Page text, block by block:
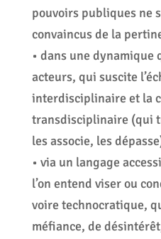
pouvoirs publiques ne
convaincus de la
• dans une dynamique
acteurs, qui suscite
interdisciplinaire et la
transdisciplinaire (qui
les associe, les
• via un langage
l’on entend viser ou
voire technocratique,
méfiance, de